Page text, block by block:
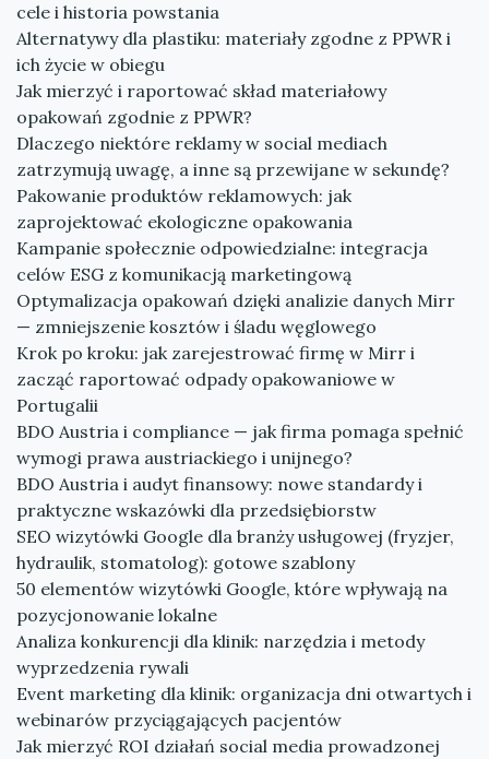
cele i historia powstania
Alternatywy dla plastiku: materiały zgodne z PPWR i
ich życie w obiegu
Jak mierzyć i raportować skład materiałowy
opakowań zgodnie z PPWR?
Dlaczego niektóre reklamy w social mediach
zatrzymują uwagę, a inne są przewijane w sekundę?
Pakowanie produktów reklamowych: jak
zaprojektować ekologiczne opakowania
Kampanie społecznie odpowiedzialne: integracja
celów ESG z komunikacją marketingową
Optymalizacja opakowań dzięki analizie danych Mirr
— zmniejszenie kosztów i śladu węglowego
Krok po kroku: jak zarejestrować firmę w Mirr i
zacząć raportować odpady opakowaniowe w
Portugalii
BDO Austria i compliance — jak firma pomaga spełnić
wymogi prawa austriackiego i unijnego?
BDO Austria i audyt finansowy: nowe standardy i
praktyczne wskazówki dla przedsiębiorstw
SEO wizytówki Google dla branży usługowej (fryzjer,
hydraulik, stomatolog): gotowe szablony
50 elementów wizytówki Google, które wpływają na
pozycjonowanie lokalne
Analiza konkurencji dla klinik: narzędzia i metody
wyprzedzenia rywali
Event marketing dla klinik: organizacja dni otwartych i
webinarów przyciągających pacjentów
Jak mierzyć ROI działań social media prowadzonej